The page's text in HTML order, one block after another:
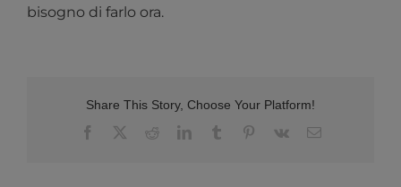
bisogno di farlo ora.
Share This Story, Choose Your Platform!
Facebook
RedditLinkedInTumblr Pinterest
Vk Email